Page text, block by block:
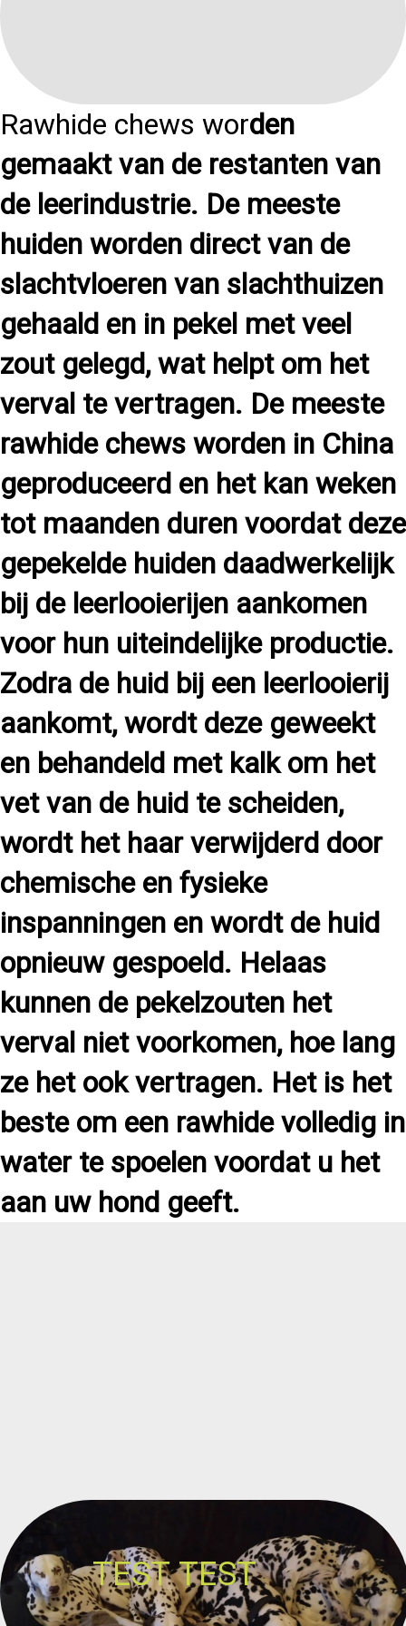
Rawhide chews worden
gemaakt van de restanten van
de leerindustrie. De meeste
huiden worden direct van de
slachtvloeren van slachthuizen
gehaald en in pekel met veel
zout gelegd, wat helpt om het
verval te vertragen. De meeste
rawhide chews worden in China
geproduceerd en het kan weken
tot maanden duren voordat deze
gepekelde huiden daadwerkelijk
bij de leerlooierijen aankomen
voor hun uiteindelijke productie.
Zodra de huid bij een leerlooierij
aankomt, wordt deze geweekt
en behandeld met kalk om het
vet van de huid te scheiden,
wordt het haar verwijderd door
chemische en fysieke
inspanningen en wordt de huid
opnieuw gespoeld. Helaas
kunnen de pekelzouten het
verval niet voorkomen, hoe lang
ze het ook vertragen. Het is het
beste om een ​​rawhide volledig in
water te spoelen voordat u het
aan uw hond geeft.
TEST TEST